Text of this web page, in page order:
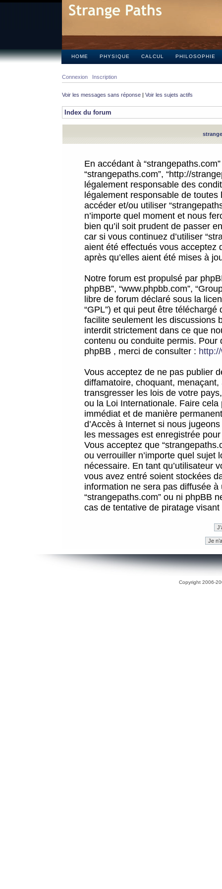
HOME PHYSIQUE CALCUL PHILOSOPHIE
Connexion Inscription
Voir les messages sans réponse | Voir les sujets actifs
Index du forum
En accédant à
“strangepaths.com”, “http://
légalement responsable des
légalement responsable de
accéder et/ou utiliser
n’importe quel moment et nous
bien qu’il soit prudent de passer
car si vous continuez d’utiliser
aient été effectués vous acceptez
après qu’elles aient été mises à
Notre forum est propulsé par
phpBB”, “www.phpbb.com”,
libre de forum déclaré sous la
“GPL”) et qui peut être téléchargé
facilite seulement les discussions
interdit strictement dans ce que
contenu ou conduite permis.
phpBB , merci de consulter :
Vous acceptez de ne pas publier
diffamatoire, choquant,
transgresser les lois de votre
ou la Loi Internationale. Faire
immédiat et de manière
d’Accès à Internet si nous
les messages est enregistrée
Vous acceptez que
ou verrouiller n’importe quel sujet
nécessaire. En tant qu’utilisateur
vous avez entré soient stockées
information ne sera pas diffusée
“strangepaths.com” ou ni phpBB
cas de tentative de piratage
Copyright 2006-